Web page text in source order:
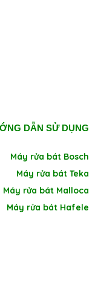
DẪN SỬ DỤNG
Máy rửa bát Bosch
Máy rửa bát Teka
Máy rửa bát Malloca
Máy rửa bát Hafele